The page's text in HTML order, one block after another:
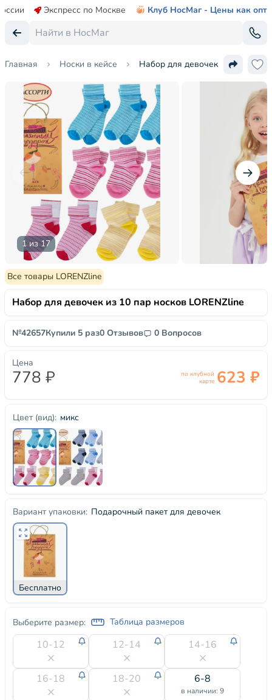
Экспресс по Москве Клуб НосМаг - Цены как опт
Главная Носки в кейсе Набор для девочек из 10 пар
1 из 17
Все товары LORENZline
Набор для девочек из 10 пар носков LORENZline
№42657Купили 5 раз0 Отзывов 0 Вопросов
Цвет (вид): микс
Вариант упаковки: Подарочный пакет для девочек
Бесплатно
Выберите размер: Таблица размеров
10-12 12-14 14-16
16-18 18-20 6-8
в наличии: 9
Цена
778 ₽
по клубной
карте 623 ₽